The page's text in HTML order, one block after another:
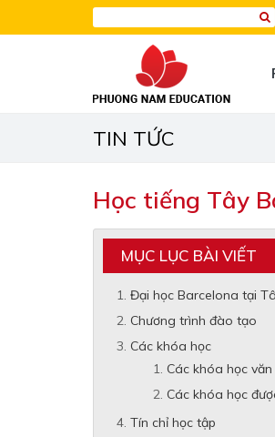
TIN TỨC
Học tiếng Tây
MỤC LỤC BÀI VIẾT
Đại học Barcelona tại
Chương trình đào tạo
Các khóa học
Các khóa học
Các khóa học
Tín chỉ học tập